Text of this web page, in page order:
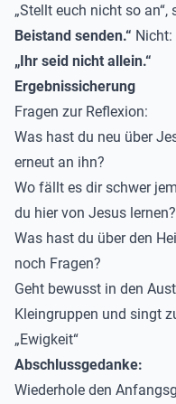
„Stellt euch nicht so an“,
Beistand senden.“ Nicht:
„Ihr seid nicht allein.“
Ergebnissicherung
Fragen zur Reflexion:
Was hast du neu über
erneut an ihn?
Wo fällt es dir schwer
du hier von Jesus
Was hast du über den
noch Fragen?
Geht bewusst in den
Kleingruppen und singt
„Ewigkeit“
Abschlussgedanke:
Wiederhole den